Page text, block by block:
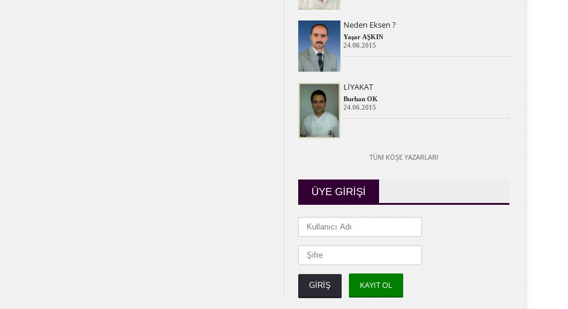
Neden Eksen ?
Yaşar AŞKIN
24.06.2015
LİYAKAT
Burhan OK
24.06.2015
TÜM KÖŞE YAZARLARI
ÜYE GİRİŞİ
KAYIT OL